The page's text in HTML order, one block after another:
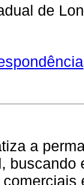
de
a
buscando